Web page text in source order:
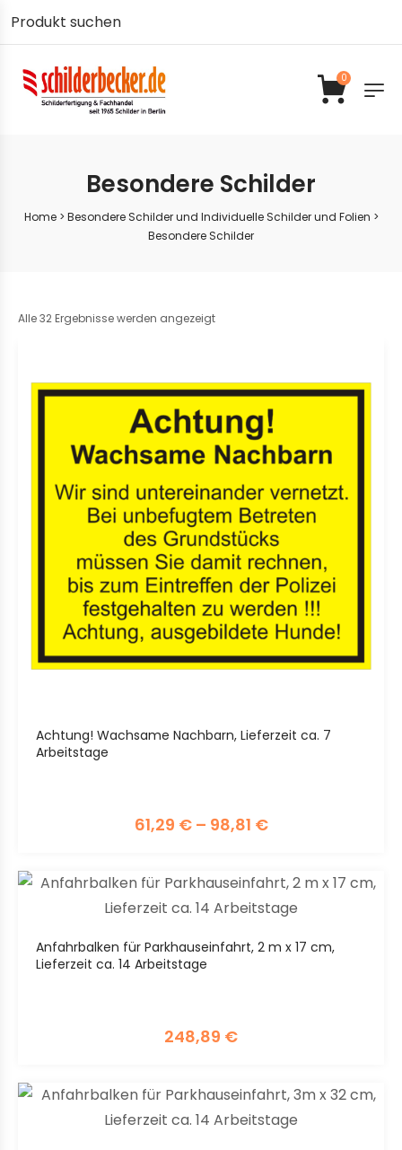
0
Besondere Schilder
Home> Besondere Schilder und Individuelle Schilder und Folien >
Besondere Schilder
Alle 32 Ergebnisse werden angezeigt
Achtung! Wachsame Nachbarn, Lieferzeit ca. 7
Arbeitstage
61,29 €– 98,81 €
Anfahrbalken für Parkhauseinfahrt, 2 m x 17 cm,
Lieferzeit ca. 14 Arbeitstage
248,89 €